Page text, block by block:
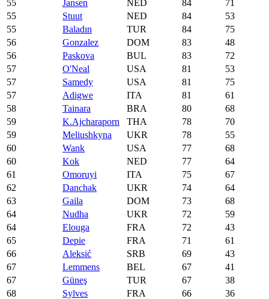
55
Jansen NED 84
71
55
Stuut NED 84
53
55
Baladın TUR 84
75
56
Gonzalez DOM 83
48
56
Paskova BUL 83
72
57
O'Neal USA 81
53
57
Samedy USA 81
75
57
Adigwe ITA 81
61
58
Tainara BRA 80
68
59
K.Ajcharaporn THA 78
70
59
Meliushkyna UKR 78
55
60
Wank USA 77
68
60
Kok NED 77
64
61
Omoruyi ITA 75
67
62
Danchak UKR 74
64
63
Gaila DOM 73
68
64
Nudha UKR 72
59
64
Elouga FRA 72
43
65
Depie FRA 71
61
66
Aleksić SRB 69
43
67
Lemmens BEL 67
41
67
Güneş TUR 67
38
68
Sylves FRA 66
36